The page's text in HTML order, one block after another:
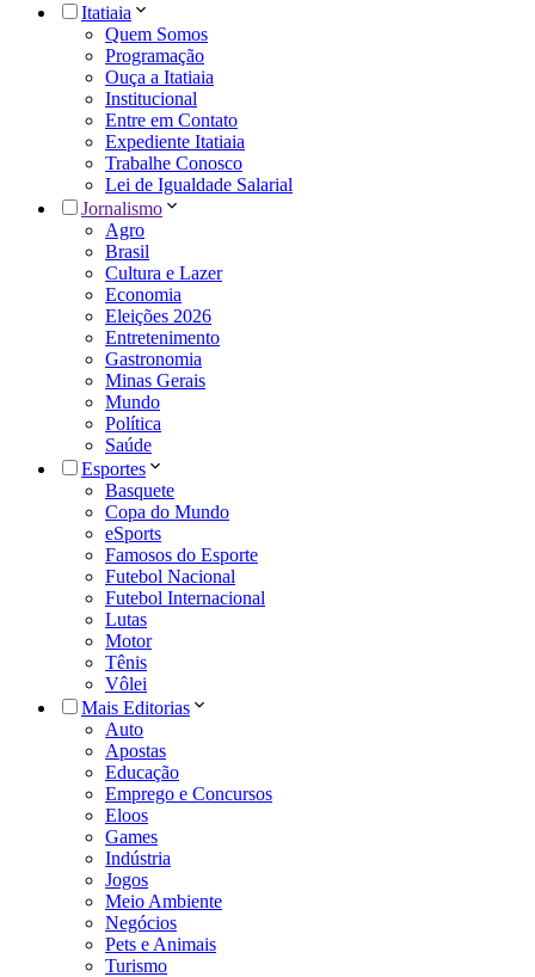
Itatiaia
Quem Somos
Programação
Ouça a Itatiaia
Institucional
Entre em Contato
Expediente Itatiaia
Trabalhe Conosco
Lei de Igualdade Salarial
Jornalismo
Agro
Brasil
Cultura e Lazer
Economia
Eleições 2026
Entretenimento
Gastronomia
Minas Gerais
Mundo
Política
Saúde
Esportes
Basquete
Copa do Mundo
eSports
Famosos do Esporte
Futebol Nacional
Futebol Internacional
Lutas
Motor
Tênis
Vôlei
Mais Editorias
Auto
Apostas
Educação
Emprego e Concursos
Eloos
Games
Indústria
Jogos
Meio Ambiente
Negócios
Pets e Animais
Turismo